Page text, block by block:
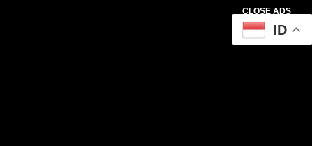
CLOSE ADS
ID